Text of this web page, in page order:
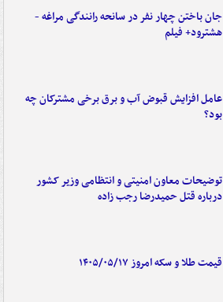
جان باختن چهار نفر در سانحه رانندگی مراغه -
هشترود+ فیلم
عامل افزایش قبوض آب و برق برخی مشترکان چه
بود؟
توضیحات معاون امنیتی و انتظامی وزیر کشور
درباره قتل حمیدرضا رجب زاده
قیمت طلا و سکه امروز ۱۴۰۵/۰۵/۱۷